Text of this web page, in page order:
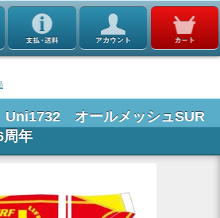
Uni1732 オールメッシュSUR
年